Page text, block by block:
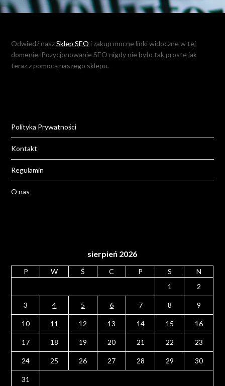
Odwiedź naszSklep SEO i zakup mocne linki widoczne w tej
domenie. Pozycjonowanie SEO nigdy nie było tak proste jak
teraz z pomocą naszego sklepu.
Polityka Prywatności
Kontakt
Regulamin
O nas
sierpień 2026
P W Ś C P S
N
1
2
3 4 5 6 7 8 9
10 11 12 13 14 15 16
17 18 19 20 21 22 23
24 25 26 27 28 29 30
31